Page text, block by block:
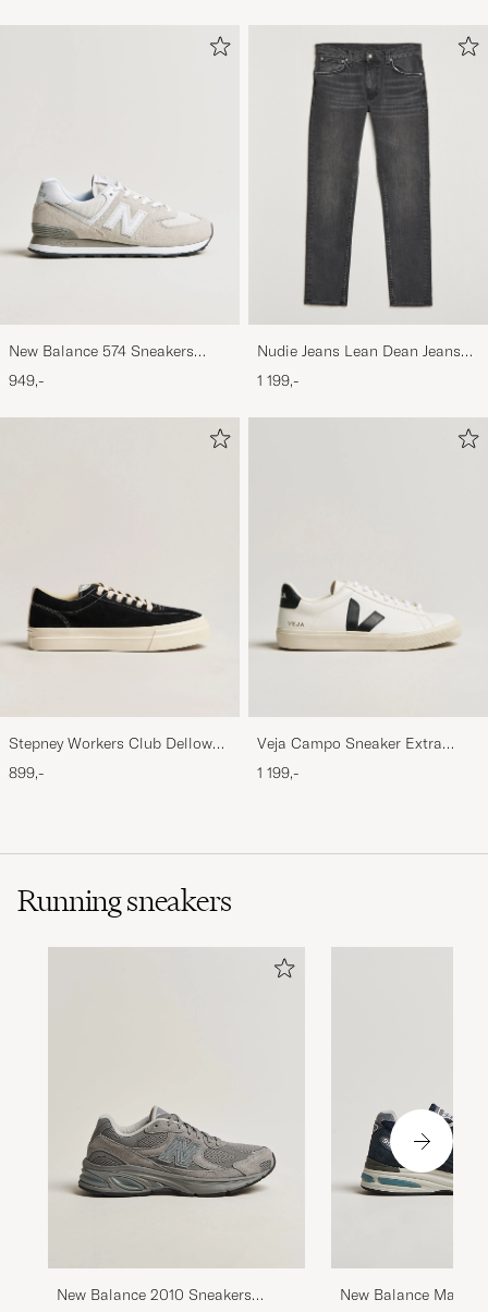
New Balance 574 Sneakers
Nimbus Cloud
949,-
Nudie Jeans Lean Dean Jeans
Black Eyes
1 199,-
Stepney Workers Club Dellow
Suede Sneaker Black/Ecru
899,-
Veja Campo Sneaker Extra
White/Black
1 199,-
Running sneakers
New Balance 2010 Sneakers
New Balance Made